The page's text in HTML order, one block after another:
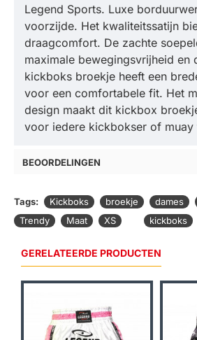
Legend Sports. Luxe
voorzijde. Het kwaliteitssatijn
draagcomfort. De zachte
maximale bewegingsvrijheid en
kickboks broekje heeft een
voor een comfortabele fit. Het
design maakt dit kickbox
voor iedere kickbokser of muay
BEOORDELINGEN
Tags: Kickboks broekje dames
Trendy
Maat XS kickboks
GERELATEERDE PRODUCTEN